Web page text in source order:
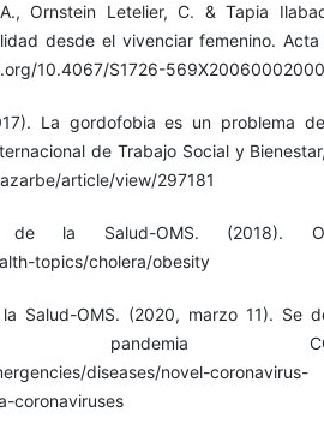
Ornstein Letelier, C. & Tapia
desde el vivenciar femenino.
10.4067/S1726-
La gordofobia es un problema
de Trabajo Social y
article/view/297181
de la Salud-OMS. (2018).
topics/cholera/obesity
Salud-OMS. (2020, marzo 11). Se
diseases/novel-coronavirus-
coronaviruses